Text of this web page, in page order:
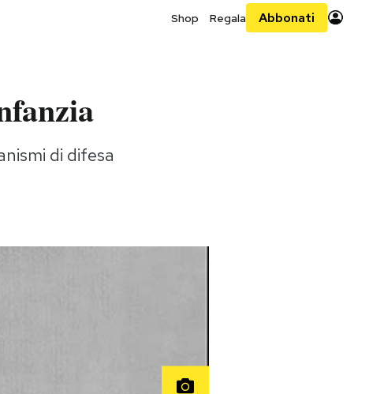
Shop Regala Abbonati
di difesa